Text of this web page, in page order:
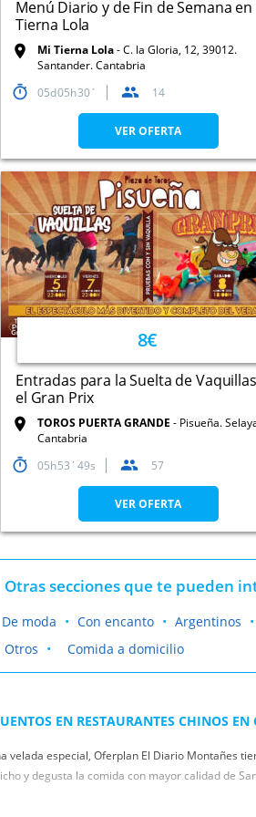
Menú Diario y de Fin de Semana en
Tierna Lola
Mi Tierna Lola C. la Gloria, 12, 39012.
Santander. Cantabria
05 05 30 14
VER OFERTA
8€
Entradas para la Suelta de
el Gran Prix
TOROS PUERTA GRANDE
Pisueña.
Cantabria
05 53 48 57
VER OFERTA
Otras secciones que te pueden
De moda Con encanto Argentinos
Otros Comida a domicilio
EN RESTAURANTES CHINOS
velada especial, Oferplan El Diario Montañes
y degusta la comida con mayor calidad de